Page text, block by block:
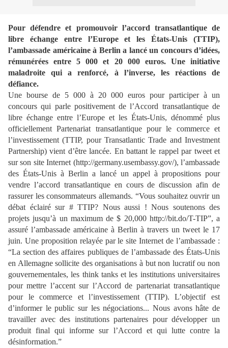
Pour défendre et promouvoir l’accord transatlantique de
libre échange entre l’Europe etles États-Unis (TTIP),
l’ambassade américaine à Berlin a lancé un concours d’idées,
rémunérées entre 5 000 et 20 000 euros. Une initiative
maladroite qui a renforcé, à l’inverse, les réactions de
défiance.
Une bourse de 5 000 à 20 000 euros pour participer à un
concours qui parle positivement de l’Accord transatlantique de
libre échange entre l’Europe et les États-Unis, dénommé plus
officiellement Partenariat transatlantique pour le commerce et
l’investissement (TTIP, pour Transatlantic Trade and Investment
Partnership) vient d’êtrelancée. En battant le rappel par tweetet
sur son site Internet (http://germany.usembassy.gov/), l’ambassade
des États-Unis à Berlin a lancé un appel à propositions pour
vendre l’accord transatlantique en cours de discussion afin de
rassurer les consommateurs allemands. “Vous souhaitez ouvrir un
débat éclairé sur # TTIP? Nous aussi ! Nous soutenons des
projetsjusqu’à un maximum de $ 20,000 http://bit.do/T-TIP”, a
assuré l’ambassade américaine à Berlin à travers un tweet le 17
juin. Une proposition relayée par le site Internet del’ambassade :
“La section des affaires publiques de l’ambassade des États-Unis
en Allemagne sollicite des organisations à but non lucratif ou non
gouvernementales, les think tankset les institutions universitaires
pour mettre l’accent sur l’Accord de partenariat transatlantique
pour le commerce et l’investissement (TTIP). L’objectif est
d’informer le public sur les négociations... Nous avons hâte de
travailler avec des institutions partenaires pour développer un
produit final qui informe sur l’Accord et qui lutte contre la
désinformation.”